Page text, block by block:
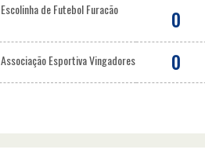
Escolinha de Futebol Furacão
0
Associação Esportiva Vingadores 0